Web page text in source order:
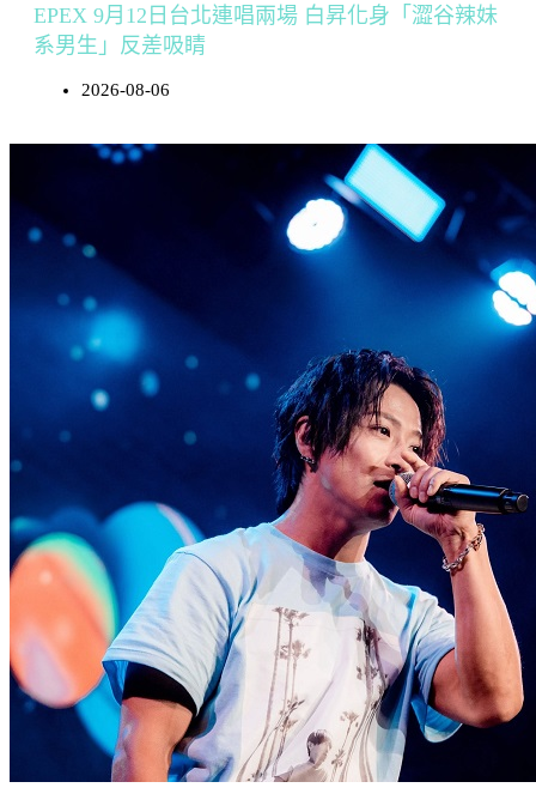
EPEX 9月12日台北連唱兩場 白昇化身「澀谷辣妹
系男生」反差吸睛
2026-08-06